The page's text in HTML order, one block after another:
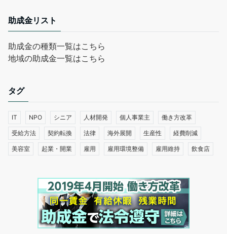
助成金リスト
助成金の種類一覧はこちら
地域の助成金一覧はこちら
タグ
IT NPO シニア 人材開発 個人事業主 働き方改革
受給方法 契約転換 法律 海外展開 生産性 経費削減
美容室 起業・開業 雇用 雇用環境整備 雇用維持 飲食店